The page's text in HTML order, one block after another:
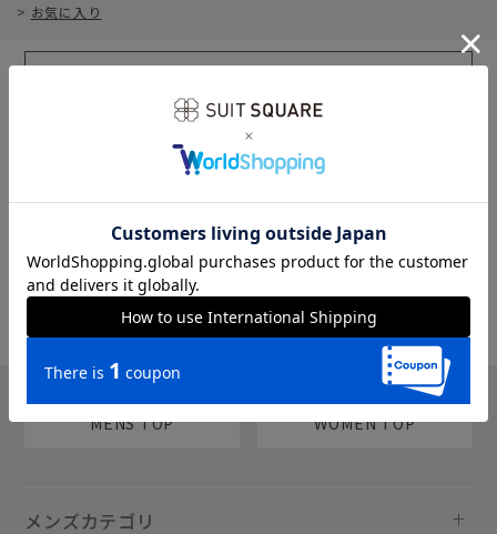
> お気に入り
sms
MENS TOP WOMEN TOP
メンズカテゴリ